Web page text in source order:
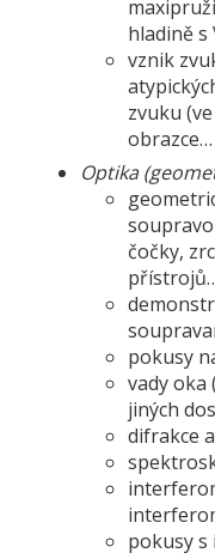
hladině s
vznik
zvuku
obrazce…
Optika
čočky,
pokusy
vady oka
jiných
difrakce
pokusy s